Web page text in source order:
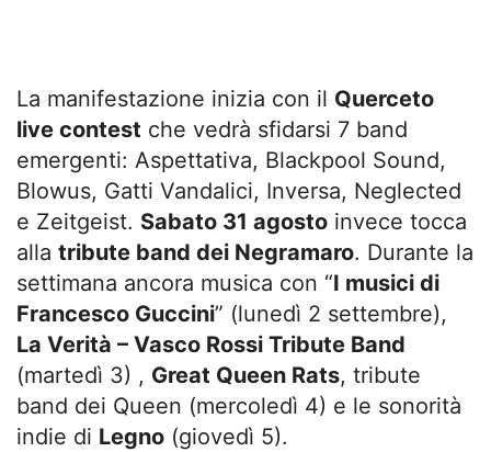
La manifestazione inizia con il Querceto
live contest che vedrà sfidarsi 7 band
emergenti: Aspettativa, Blackpool Sound,
Blowus, Gatti Vandalici, Inversa, Neglected
e Zeitgeist. Sabato 31 agosto invece tocca
alla tribute band dei Negramaro. Durante la
settimana ancora musica con “I musici di
Francesco Guccini” (lunedì 2 settembre),
La Verità – Vasco Rossi Tribute Band
(martedì 3) , Great Queen Rats, tribute
band dei Queen (mercoledì 4) e le sonorità
indie di Legno (giovedì 5).